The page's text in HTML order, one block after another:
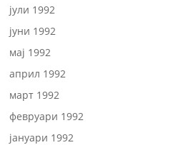
јули 1992
јуни 1992
мај 1992
април 1992
март 1992
февруари 1992
јануари 1992